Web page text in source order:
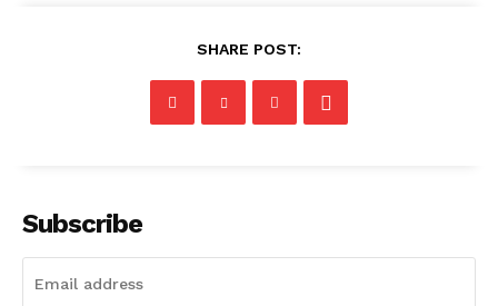
SHARE POST:
Subscribe